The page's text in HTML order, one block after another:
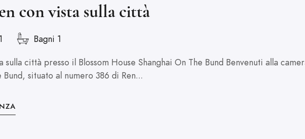
con vista sulla città
Bagni 1
sulla città presso il Blossom House Shanghai On The Bund Benvenuti alla
Bund, situato al numero 386 di Ren...